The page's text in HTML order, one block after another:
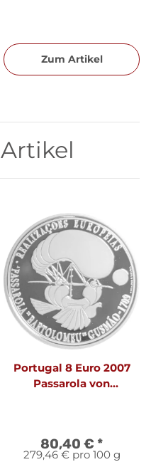
Zum Artikel
Artikel
Portugal 8 Euro 2007
Passarola von
80,40 € *
279,46 € pro 100 g